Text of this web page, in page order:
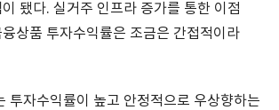
됐다. 실거주 인프라 증가를 통한 이점
상품 투자수익률은 조금은 간접적이라
투자수익률이 높고 안정적으로 우상향하는